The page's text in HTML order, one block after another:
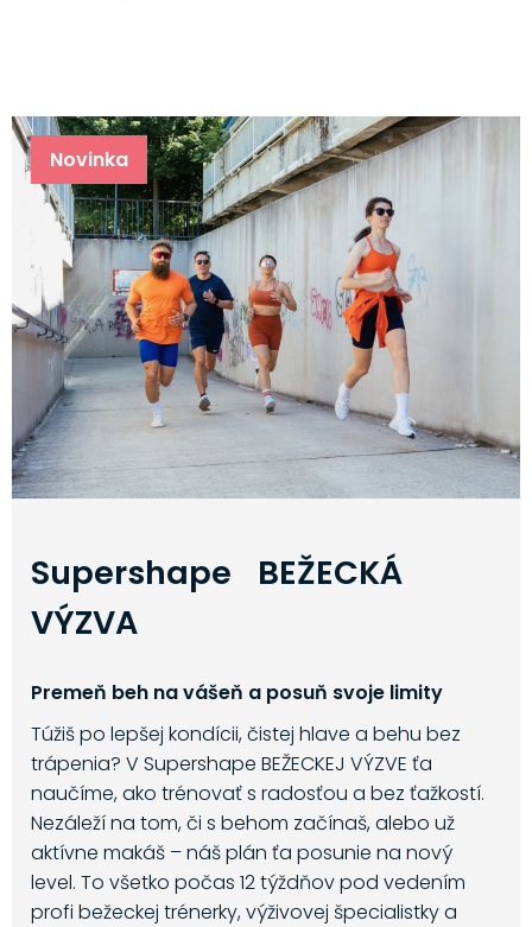
Novinka
Supershape BEŽECKÁ
VÝZVA
Premeň beh na vášeň a posuň svoje limity
Túžiš po lepšej kondícii, čistej hlave a behu bez
trápenia? V Supershape BEŽECKEJ VÝZVE ťa
naučíme, ako trénovať s radosťou a bez ťažkostí.
Nezáleží na tom, či s behom začínaš, alebo už
aktívne makáš – náš plán ťa posunie na nový
level. To všetko počas 12 týždňov pod vedením
profi bežeckej trénerky, výživovej špecialistky a